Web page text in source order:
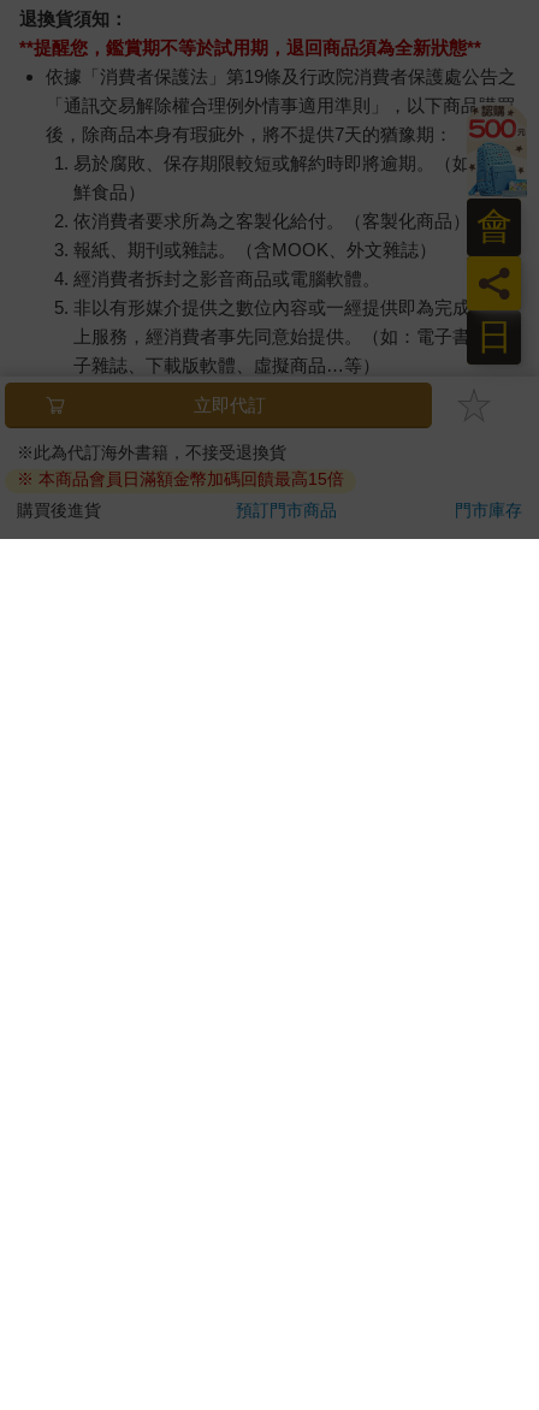
退換貨須知：
**提醒您，鑑賞期不等於試用期，退回商品須為全新狀態**
依據「消費者保護法」第19條及行政院消費者保護處公告之
「通訊交易解除權合理例外情事適用準則」，以下商品購買
後，除商品本身有瑕疵外，將不提供7天的猶豫期：
易於腐敗、保存期限較短或解約時即將逾期。（如：生
鮮食品）
依消費者要求所為之客製化給付。（客製化商品）
報紙、期刊或雜誌。（含MOOK、外文雜誌）
經消費者拆封之影音商品或電腦軟體。
非以有形媒介提供之數位內容或一經提供即為完成之線
上服務，經消費者事先同意始提供。（如：電子書、電
子雜誌、下載版軟體、虛擬商品…等）
已拆封之個人衛生用品。（如：內衣褲、刮鬍刀、除毛
若非上列種類商品，均享有到貨7天的猶豫期（含例假
日）。
辦理退換貨時，商品（組合商品恕無法接受單獨退貨）必須
是您收到商品時的原始狀態（包含商品本體、配件、贈品、
立即代訂
※此為代訂海外書籍，不接受退換貨
※ 本商品會員日滿額金幣加碼回饋最高15倍
購買後進貨
預訂門市商品 門市庫存
日
員
會